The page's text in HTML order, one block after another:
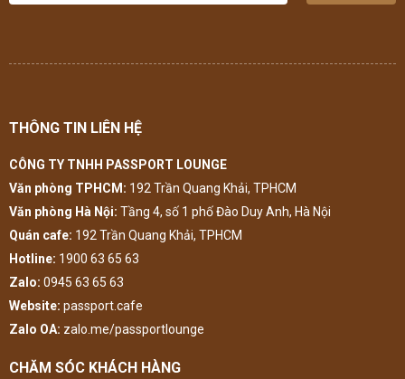
THÔNG TIN LIÊN HỆ
CÔNG TY TNHH PASSPORT LOUNGE
Văn phòng TPHCM: 192 Trần Quang Khải, TPHCM
Văn phòng Hà Nội: Tầng 4, số 1 phố Đào Duy Anh, Hà Nội
Quán cafe: 192 Trần Quang Khải, TPHCM
Hotline: 1900 63 65 63
Zalo: 0945 63 65 63
Website: passport.cafe
Zalo OA: zalo.me/passportlounge
CHĂM SÓC KHÁCH HÀNG